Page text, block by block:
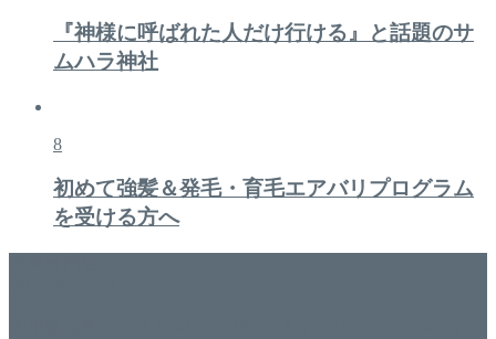
『神様に呼ばれた人だけ行ける』と話題のサ
ムハラ神社
8
初めて強髪＆発毛・育毛エアバリプログラム
を受ける方へ